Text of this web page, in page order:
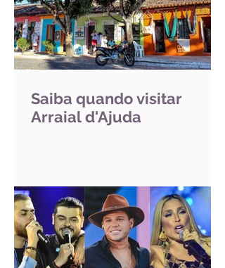
Saiba quando visitar
Arraial d'Ajuda